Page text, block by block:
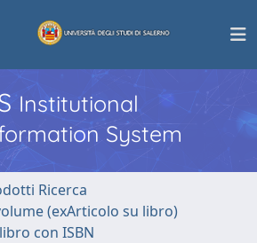
Institutional
System
Ricerca
(exArticolo su libro)
con ISBN